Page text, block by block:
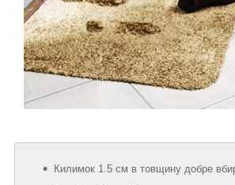
Килимок 1.5 см в товщину добре